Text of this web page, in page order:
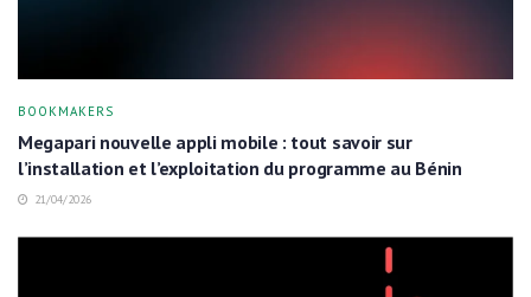
BOOKMAKERS
Megapari nouvelle appli mobile : tout savoir sur
l’installation et l’exploitation du programme au Bénin
21/04/2026